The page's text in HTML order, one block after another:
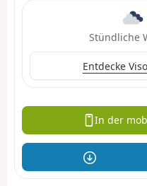
Stündliche
Entdecke
In der